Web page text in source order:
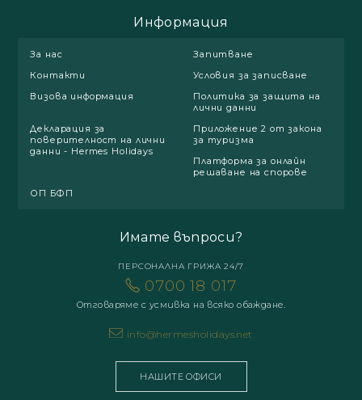
Информация
За нас
Запитване
Контакти
Условия за записване
Визова информация
Политика за защита на
лични данни
Декларация за
поверителност на лични
данни - Hermes Holidays
Приложение 2 от закона
за туризма
Платформа за онлайн
решаване на спорове
ОП БФП
Имате въпроси?
ПЕРСОНАЛНА ГРИЖА 24/7
0700 18 017
Отговаряме с усмивка на всяко обаждане.
info@hermesholidays.net
НАШИТЕ ОФИСИ